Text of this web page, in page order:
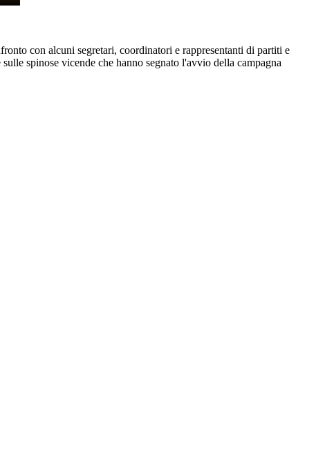
con alcuni segretari, coordinatori e rappresentanti di partiti e
spinose vicende che hanno segnato l'avvio della campagna